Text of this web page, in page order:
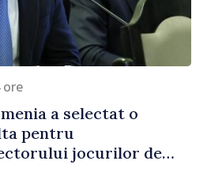
ore
a selectat o
pentru
jocurilor de